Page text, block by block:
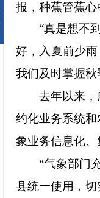
报，种蕉管蕉
“真是想不
好，入夏前少
我们及时掌握
去年以来
约化业务系统
象业务信息化
“气象部门
县统一使用，